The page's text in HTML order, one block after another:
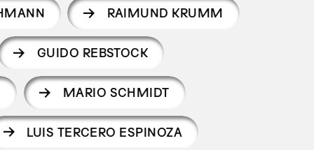
RAIMUND KRUMM
GUIDO REBSTOCK
MARIO SCHMIDT
LUIS TERCERO ESPINOZA